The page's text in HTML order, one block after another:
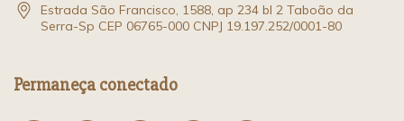
Estrada São Francisco, 1588, ap 234 bl 2 Taboão da
Serra-Sp CEP 06765-000 CNPJ 19.197.252/0001-80
Permaneça conectado